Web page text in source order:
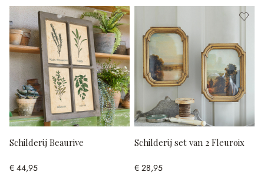
Schilderij Beaurive
€ 44,95
Schilderij set van 2 Fleuroix
€ 28,95